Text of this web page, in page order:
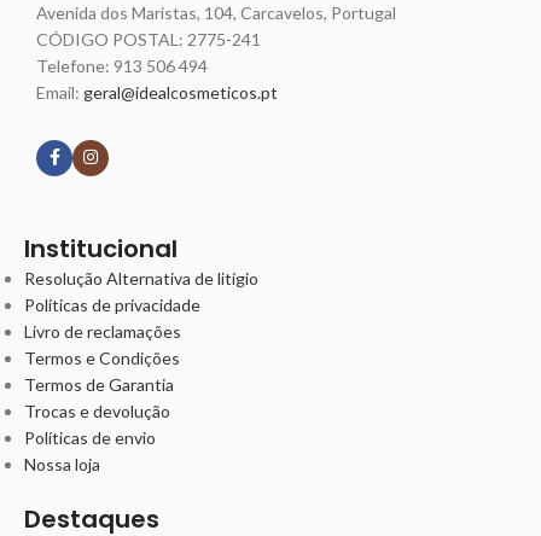
Avenida dos Maristas, 104, Carcavelos, Portugal
CÓDIGO POSTAL: 2775-241
Telefone: 913 506 494
Email: geral@idealcosmeticos.pt
Institucional
Resolução Alternativa de litígio
Políticas de privacidade
Livro de reclamações
Termos e Condições
Termos de Garantia
Trocas e devolução
Políticas de envio
Nossa loja
Destaques